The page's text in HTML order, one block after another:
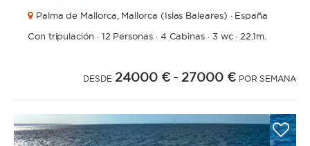
Palma de Mallorca, Mallorca (Islas Baleares) · España
Con tripulación · 12 Personas· 4 Cabinas · 3 wc· 22.1m.
DESDE 24000 € - 27000 € POR SEMANA